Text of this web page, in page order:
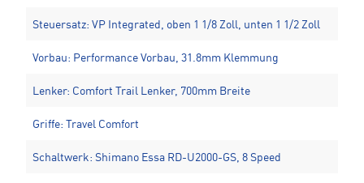
Steuersatz: VP Integrated, oben 1 1/8 Zoll, unten 1 1/2 Zoll
Vorbau: Performance Vorbau, 31.8mm Klemmung
Lenker: Comfort Trail Lenker, 700mm Breite
Griffe: Travel Comfort
Schaltwerk: Shimano Essa RD-U2000-GS, 8 Speed